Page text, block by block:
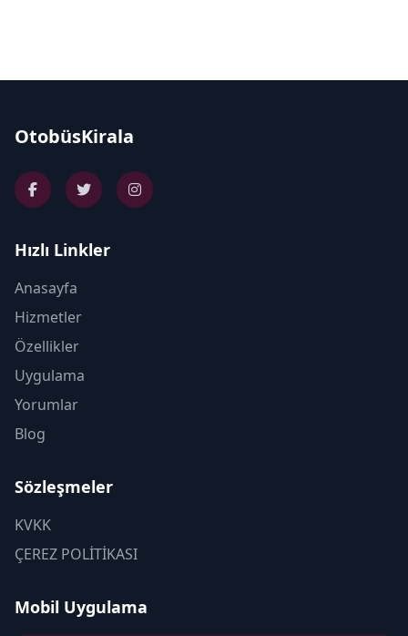
OtobüsKirala
Hızlı Linkler
Anasayfa
Hizmetler
Özellikler
Uygulama
Yorumlar
Blog
Sözleşmeler
KVKK
ÇEREZ POLİTİKASI
Mobil Uygulama